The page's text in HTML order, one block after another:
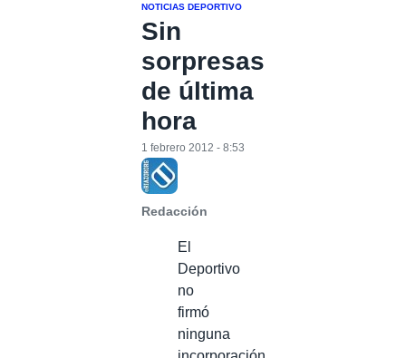
NOTICIAS DEPORTIVO
Sin
sorpresas
de última
hora
Redacción
1 febrero 2012 - 8:53
El
Deportivo
no
firmó
ninguna